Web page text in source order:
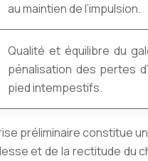
au maintien de l’impulsion.
Qualité et équilibre du
pénalisation des pertes
pied intempestifs.
préliminaire constitue
et de la rectitude du